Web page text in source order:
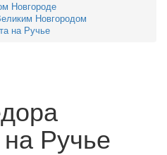
Новгороде
Новгородом
на Ручье
Ручье